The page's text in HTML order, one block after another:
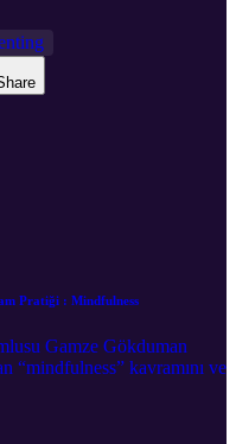
Pratiği : Mindfulness
Gamze Gökduman
“mindfulness” kavramını ve
bizimle paylaşıyor.